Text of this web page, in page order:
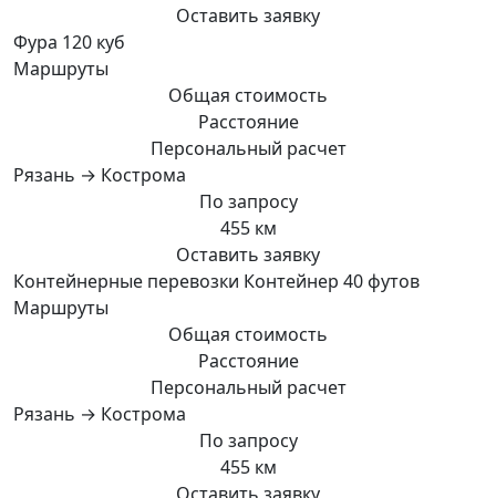
Оставить заявку
Фура 120 куб
Маршруты
Общая стоимость
Расстояние
Персональный расчет
Рязань → Кострома
По запросу
455 км
Оставить заявку
Контейнерные перевозки Контейнер 40 футов
Маршруты
Общая стоимость
Расстояние
Персональный расчет
Рязань → Кострома
По запросу
455 км